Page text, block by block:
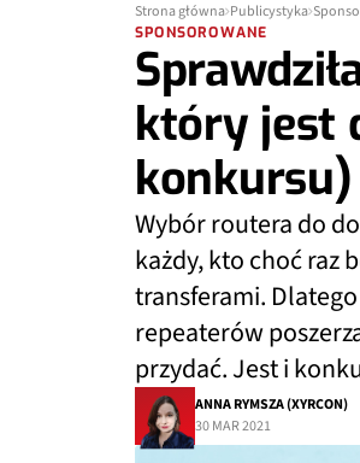
Strona główna Publicystyka
SPONSOROWANE
który jest
konkursu)
Wybór routera do
każdy, kto choć raz
transferami.
repeaterów
przydać. Jest i
ANNA RYMSZA (XYRCON)
30 MAR 2021